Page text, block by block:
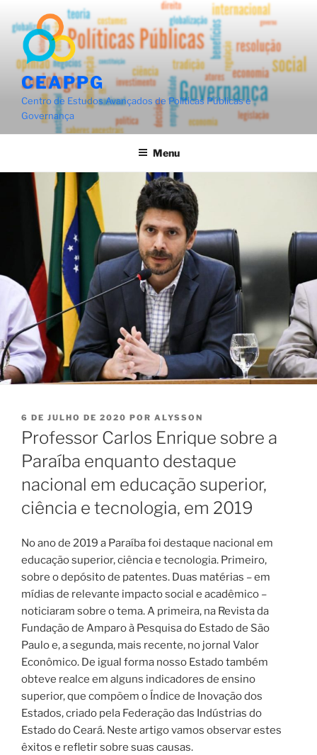
para
conteúdo
CEAPPG
Centro de Estudos Avançados de Políticas Públicas e
Governança
Menu
PUBLICADO
EM
6 DE JULHO DE 2020 POR ALYSSON
Professor Carlos Enrique sobre a
Paraíba enquanto destaque
nacional em educação superior,
ciência e tecnologia, em 2019
No ano de 2019 a Paraíba foi destaque nacional em
educação superior, ciência e tecnologia. Primeiro,
sobre o depósito de patentes. Duas matérias – em
mídias de relevante impacto social e acadêmico –
noticiaram sobre o tema. A primeira, na Revista da
Fundação de Amparo à Pesquisa do Estado de São
Paulo e, a segunda, mais recente, no jornal Valor
Econômico. De igual forma nosso Estado também
obteve realce em alguns indicadores de ensino
superior, que compõem o Índice de Inovação dos
Estados, criado pela Federação das Indústrias do
Estado do Ceará. Neste artigo vamos observar estes
êxitos e refletir sobre suas causas.